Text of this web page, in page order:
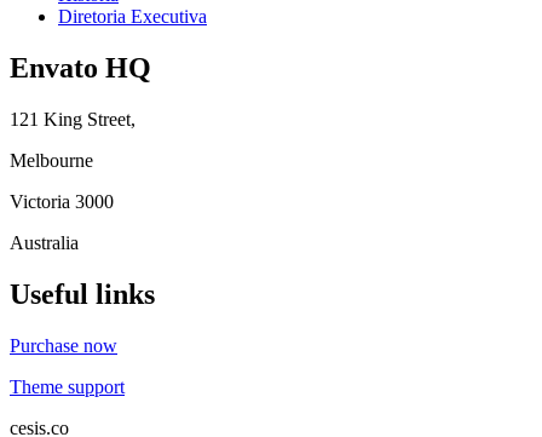
Diretoria Executiva
Envato HQ
121 King Street,
Melbourne
Victoria 3000
Australia
Useful links
Purchase now
Theme support
cesis.co